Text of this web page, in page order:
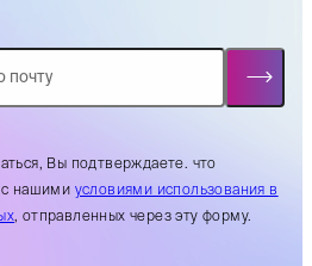
Вы подтверждаете. что
с нашими условиями использования в
, отправленных через эту форму.